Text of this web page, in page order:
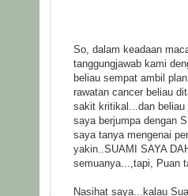
So, dalam keadaan
tanggungjawab kami
beliau sempat ambil
rawatan cancer beliau
sakit kritikal...dan beliau
saya berjumpa dengan
saya tanya mengenai
yakin..SUAMI SAYA
semuanya...,tapi, Puan
Nasihat saya...kalau